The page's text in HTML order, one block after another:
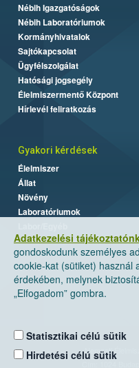
Adatkezelési
gondoskodunk személyes
cookie-kat (sütiket) használ
érdekében, melynek
„Elfogadom” gombra.
Statisztikai célú sütik
Hirdetési célú sütik
Nébih Igazgatóságok
Nébih Laboratóriumok
Kormányhivatalok
Sajtókapcsolat
Ügyfélszolgálat
Hatósági jogsegély
Élelmiszermentő Központ
Hírlevél feliratkozás
Gyakori kérdések
Élelmiszer
Állat
Növény
Laboratóriumok
Nemzeti